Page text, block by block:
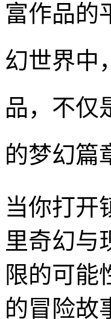
富作品的
幻世界中
品，不仅
的梦幻篇
当你打开
里奇幻与
限的可能
的冒险故